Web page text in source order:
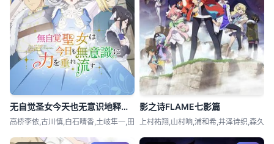
无自觉圣女今天也无意识地释放力量
高桥李依,古川慎,白石晴香,土岐隼一,田
影之诗FLAME七影篇
上村祐翔,山村响,浦和希,井泽诗织,森久